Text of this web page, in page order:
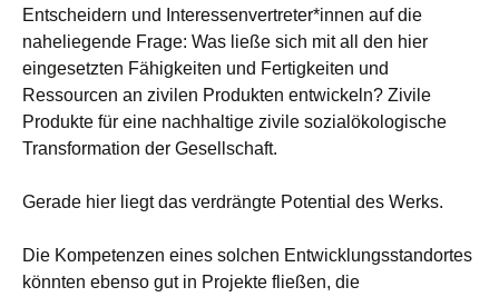
Entscheidern und Interessenvertreter*innen auf die
naheliegende Frage: Was ließe sich mit all den hier
eingesetzten Fähigkeiten und Fertigkeiten und
Ressourcen an zivilen Produkten entwickeln? Zivile
Produkte für eine nachhaltige zivile sozialökologische
Transformation der Gesellschaft.
Gerade hier liegt das verdrängte Potential des Werks.
Die Kompetenzen eines solchen Entwicklungsstandortes
könnten ebenso gut in Projekte fließen, die